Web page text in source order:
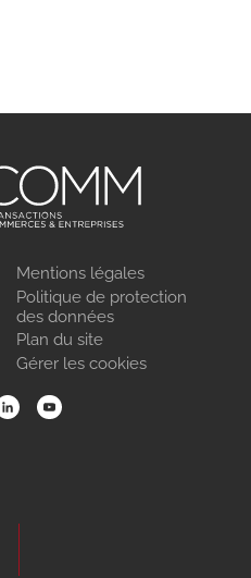
Mentions légales
Politique de protection
des données
Plan du site
Gérer les cookies